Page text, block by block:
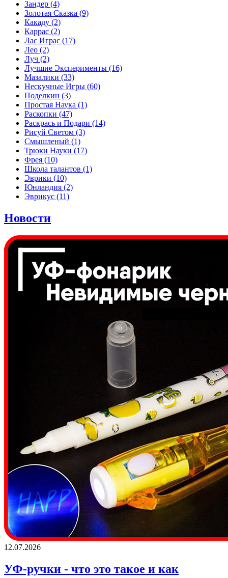
Зандер (4)
Золотая Сказка (9)
Какаду (2)
Каррас (2)
Лас Играс (17)
Лео (2)
Луч (2)
Лучшие Эксперименты (16)
Мазалики (33)
Нескучные Игры (60)
Поделкин (3)
Простая Наука (1)
Раскопки (47)
Раскрась и Подари (14)
Рисуй Светом (3)
Смышленый (1)
Трюки Науки (17)
Фрея (10)
Школа талантов (1)
Эврики (10)
Юнландия (2)
Эврикус (11)
Новости
12.07.2026
УФ-ручки - что это такое и как